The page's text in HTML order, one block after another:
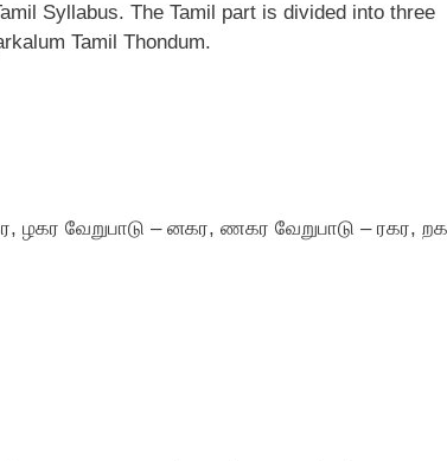
Syllabus. The Tamil part is divided into three
Tamil Thondum.
ழகர வேறுபாடு – னகர, ணகர வேறுபாடு – ரகர,